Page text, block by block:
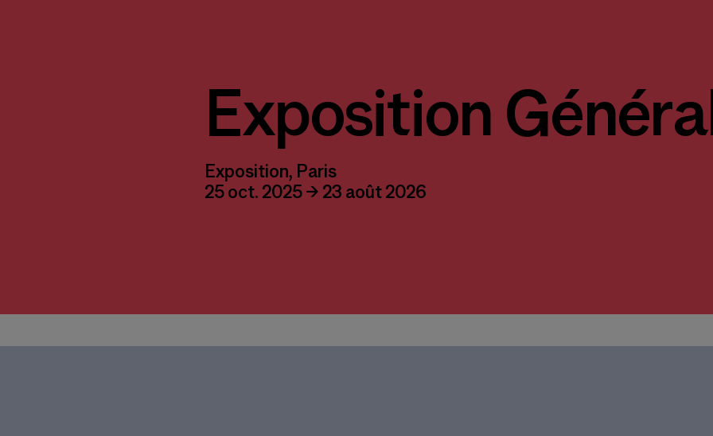
Exposition
Exposition, Paris
25 oct. 2025 → 23 août 2026